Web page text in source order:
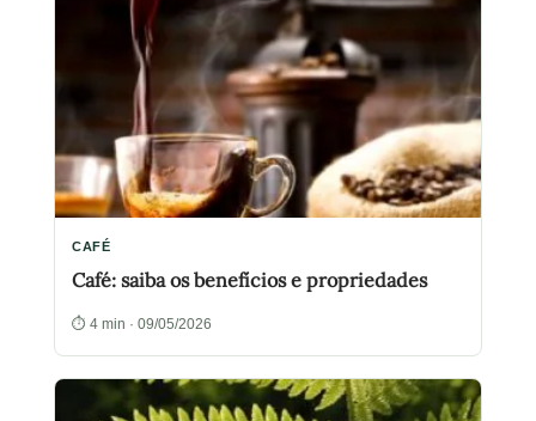
CAFÉ
Café: saiba os benefícios e propriedades
⏱ 4 min · 09/05/2026